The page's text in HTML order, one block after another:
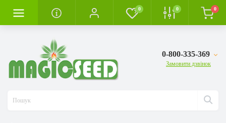
0 0 0
0-800-335-369
Замовити дзвінок